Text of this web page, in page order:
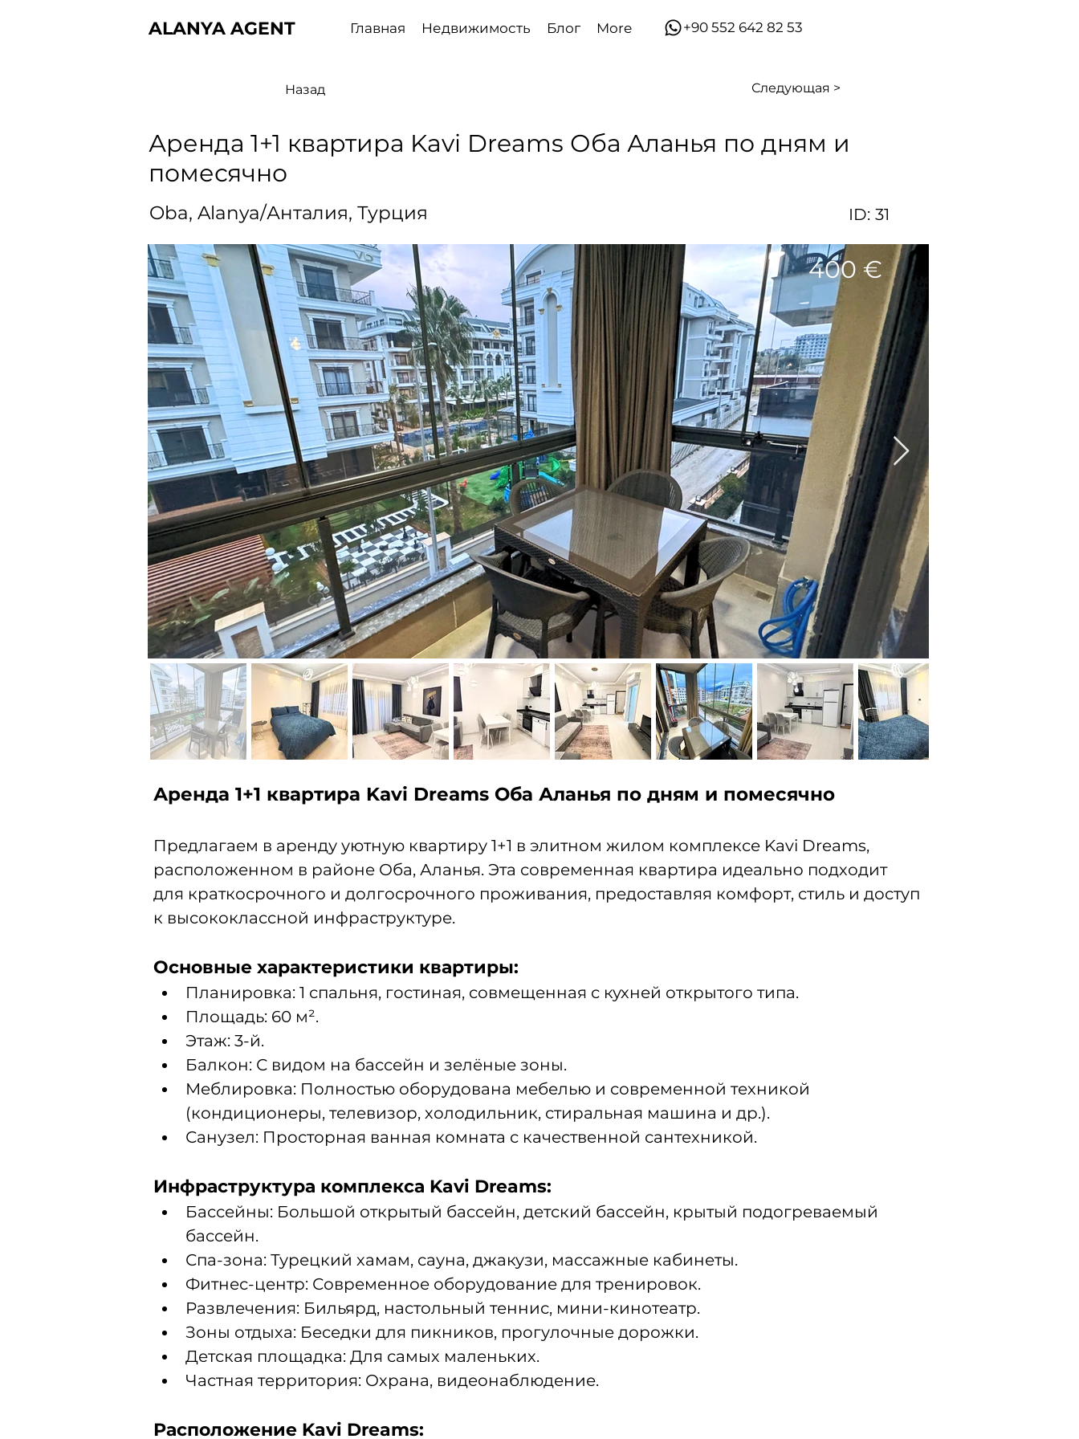
ALANYA AGENT Главная Недвижимость Блог More ​​+90 552 642 82 53
Назад Следующая >
Аренда 1+1 квартира Kavi Dreams Оба Аланья по дням и
помесячно
Oba, Alanya/Анталия, Турция ID: 31
400 €
Аренда 1+1 квартира Kavi Dreams Оба Аланья по дням и помесячно
Предлагаем в аренду уютную квартиру 1+1 в элитном жилом комплексе Kavi Dreams,
расположенном в районе Оба, Аланья. Эта современная квартира идеально подходит
для краткосрочного и долгосрочного проживания, предоставляя комфорт, стиль и доступ
к высококлассной инфраструктуре.
Основные характеристики квартиры:
Планировка: 1 спальня, гостиная, совмещенная с кухней открытого типа.
Площадь: 60 м².
Этаж: 3-й.
Балкон: С видом на бассейн и зелёные зоны.
Меблировка: Полностью оборудована мебелью и современной техникой
(кондиционеры, телевизор, холодильник, стиральная машина и др.).
Санузел: Просторная ванная комната с качественной сантехникой.
Инфраструктура комплекса Kavi Dreams:
Бассейны: Большой открытый бассейн, детский бассейн, крытый подогреваемый
бассейн.
Спа-зона: Турецкий хамам, сауна, джакузи, массажные кабинеты.
Фитнес-центр: Современное оборудование для тренировок.
Развлечения: Бильярд, настольный теннис, мини-кинотеатр.
Зоны отдыха: Беседки для пикников, прогулочные дорожки.
Детская площадка: Для самых маленьких.
Частная территория: Охрана, видеонаблюдение.
Расположение Kavi Dreams: